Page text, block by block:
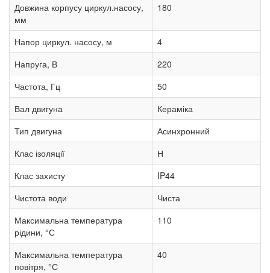
Довжина корпусу циркул.насосу,
мм
180
Напор циркул. насосу, м
4
Напруга, В
220
Частота, Гц
50
Вал двигуна
Кераміка
Тип двигуна
Асинхронний
Клас ізоляції
Н
Клас захисту
IP44
Чистота води
Чиста
Максимальна температура
рідини, °С
110
Максимальна температура
повітря, °С
40